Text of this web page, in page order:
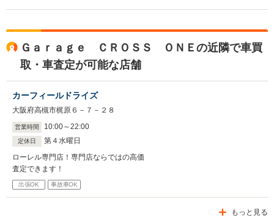
Ｇａｒａｇｅ ＣＲＯＳＳ ＯＮＥの近隣で車買
取・車査定が可能な店舗
カーフィールドライズ
大阪府高槻市梶原６－７－２８
営業時間 10:00～22:00
定休日
第４水曜日
ローレル専門店！専門店ならではの高価
査定できます！
出張OK 事故車OK
もっと見る